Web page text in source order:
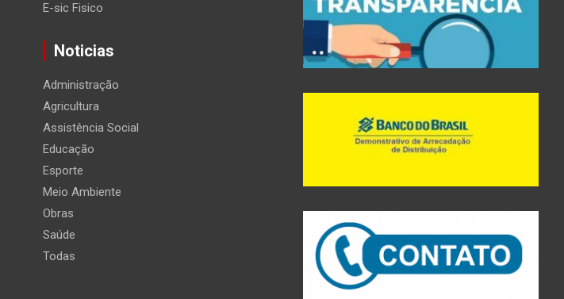
E-sic Fisico
Noticias
Administração
Agricultura
Assistência Social
Educação
Esporte
Meio Ambiente
Obras
Saúde
Todas